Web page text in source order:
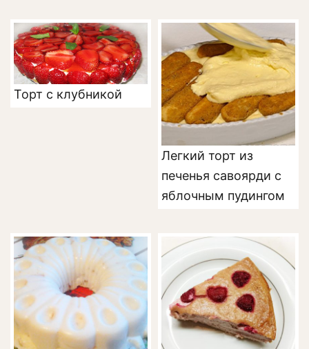
Торт с клубникой
Легкий торт из
печенья савоярди с
яблочным пудингом